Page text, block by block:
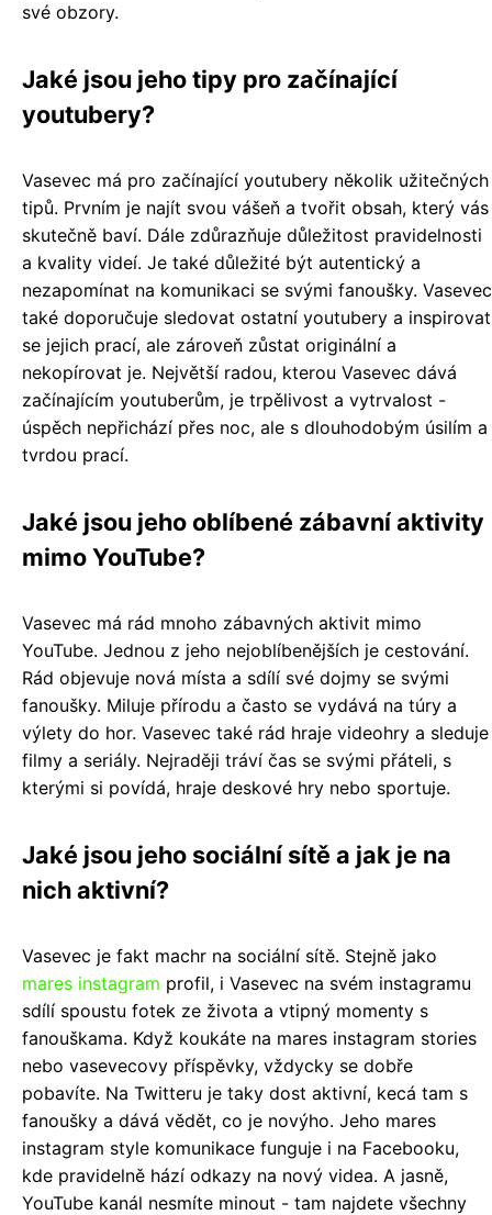
své obzory.
Jaké jsou jeho tipy pro začínající
youtubery?
Vasevec má pro začínající youtubery několik užitečných
tipů. Prvním je najít svou vášeň a tvořit obsah, který vás
skutečně baví. Dále zdůrazňuje důležitost pravidelnosti
a kvality videí. Je také důležité být autentický a
nezapomínat na komunikaci se svými fanoušky. Vasevec
také doporučuje sledovat ostatní youtubery a inspirovat
se jejich prací, ale zároveň zůstat originální a
nekopírovat je. Největší radou, kterou Vasevec dává
začínajícím youtuberům, je trpělivost a vytrvalost -
úspěch nepřichází přes noc, ale s dlouhodobým úsilím a
tvrdou prací.
Jaké jsou jeho oblíbené zábavní aktivity
mimo YouTube?
Vasevec má rád mnoho zábavných aktivit mimo
YouTube. Jednou z jeho nejoblíbenějších je cestování.
Rád objevuje nová místa a sdílí své dojmy se svými
fanoušky. Miluje přírodu a často se vydává na túry a
výlety do hor. Vasevec také rád hraje videohry a sleduje
filmy a seriály. Nejraději tráví čas se svými přáteli, s
kterými si povídá, hraje deskové hry nebo sportuje.
Jaké jsou jeho sociální sítě a jak je na
nich aktivní?
Vasevec je fakt machr na sociální sítě. Stejně jako
mares instagram profil, i Vasevec na svém instagramu
sdílí spoustu fotek ze života a vtipný momenty s
fanouškama. Když koukáte na mares instagram stories
nebo vasevecovy příspěvky, vždycky se dobře
pobavíte. Na Twitteru je taky dost aktivní, kecá tam s
fanoušky a dává vědět, co je novýho. Jeho mares
instagram style komunikace funguje i na Facebooku,
kde pravidelně hází odkazy na nový videa. A jasně,
YouTube kanál nesmíte minout - tam najdete všechny